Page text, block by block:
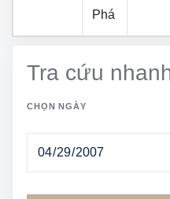
Phá
Tra cứu
CHỌN NGÀY